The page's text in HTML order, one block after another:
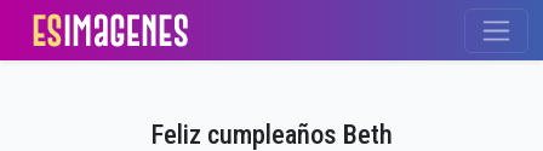
Feliz cumpleaños Beth